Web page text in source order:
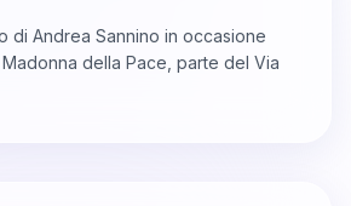
di Andrea Sannino in occasione
della Pace, parte del Via